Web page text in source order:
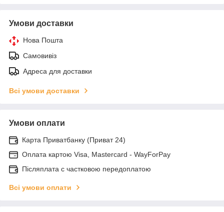
Умови доставки
Нова Пошта
Самовивіз
Адреса для доставки
Всі умови доставки
Умови оплати
Карта Приватбанку (Приват 24)
Оплата картою Visa, Mastercard - WayForPay
Післяплата с частковою передоплатою
Всі умови оплати